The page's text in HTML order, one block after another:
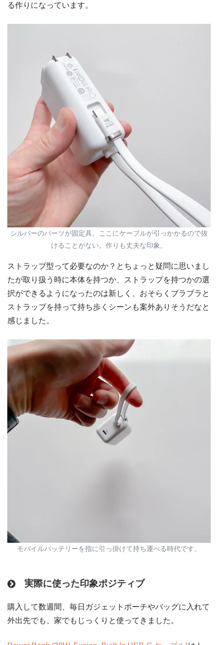
る作りになっています。
シルバーのパーツが固定具。ここにケーブルが引っかかるので抜
けることがない。作りも丈夫な印象。
ストラップ型って必要なのか？とちょっと疑問に思いまし
たが取り扱う時に本体を持つか、ストラップを持つかの選
択ができるようになったのは新しく、おそらくブラブラと
ストラップを持って持ち歩くシーンも案外ありそうだなと
感じました。
モバイルバッテリーを指に引っ掛けて持ち運べる時代です。
実際に使った印象ポジティブ
購入して数週間、毎日ガジェットポーチやバッグに入れて
外出先でも、家でもじっくりと使ってきました。